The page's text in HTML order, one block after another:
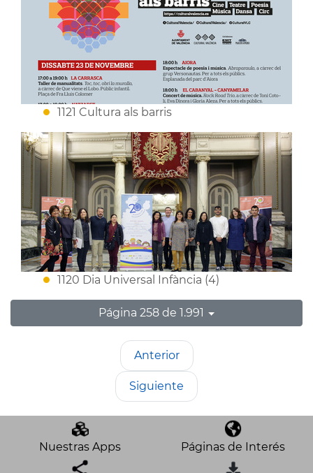
1121 Cultura als barris
1120 Dia Universal Infància (4)
Página 258 de 1.991
Anterior
Siguiente
Nuestras Apps Páginas de Interés